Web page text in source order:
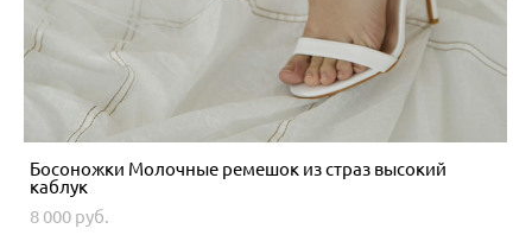
Босоножки Молочные ремешок из страз высокий
каблук
8 000 pуб.